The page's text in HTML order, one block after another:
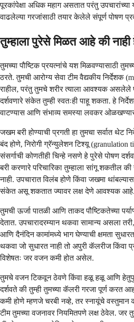
पूरकांपेक्षा अधिक महाग असतात परंतु उपचारांच्या
वाढलेल्या गरजांसाठी तयार केलेले संपूर्ण पोषण
तुम्हाला पुरेसे मिळत आहे की
तुमच्या पौष्टिक प्रयत्नांचे यश मिळवण्यासाठी
ठरते. तुमची आरोग्य सेवा टीम वैद्यकीय निर्देशक
राहील, परंतु तुमचे शरीर त्याला आवश्यक असलेले
दर्शवणारे संकेत तुम्ही स्वतःही पाहू शकता. हे
वाटण्यास आणि संभाव्य समस्या लवकर
जखम बरी होण्याची प्रगती हा तुमचा सर्वात थेट
बंद होणे, निरोगी ग्रॅन्युलेशन टिश्यू (granulation
संसर्गाची कोणतीही चिन्हे नसणे हे पुरेसे पोषण
बरी करणारे परिचारिका तुम्हाला सांगू शकतील
नाही. उपचारात विलंब होणे किंवा जखमा
संकेत असू शकतात ज्यावर लक्ष देणे आवश्यक आहे.
तुमची ऊर्जा पातळी आणि ताकद पौष्टिकतेच्या
देतात. उपचारादरम्यान थकवा सामान्य असला
आणि दैनंदिन कामांमध्ये भाग घेण्याची क्षमता
थकवा जो सुधारत नाही तो अपुरी कॅलरीज
विशेषतः जर वजन कमी होत असेल.
तुमचे वजन टिकवून ठेवणे किंवा हळू हळू आणि
दर्शवते की तुम्ही तुमच्या कॅलरी गरजा पूर्ण करत
कमी होणे म्हणजे चरबी नव्हे, तर स्नायूंचे वस्तुमान
टीम तुमच्या वजनावर नियमितपणे लक्ष ठेवेल. जर